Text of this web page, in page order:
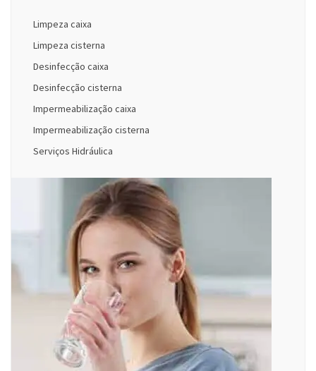
Limpeza caixa
Limpeza cisterna
Desinfecção caixa
Desinfecção cisterna
Impermeabilização caixa
Impermeabilização cisterna
Serviços Hidráulica